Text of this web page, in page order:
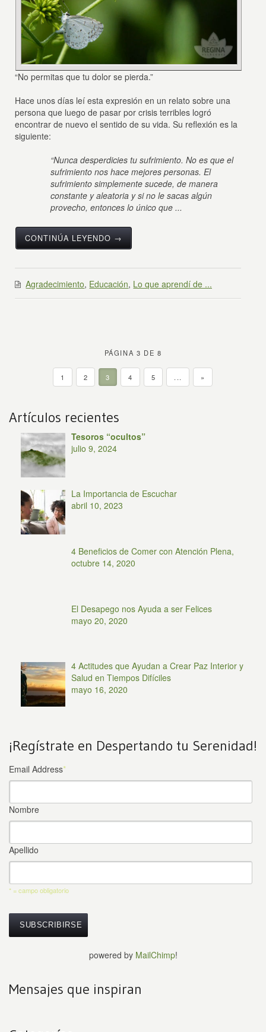
“No permitas que tu dolor se pierda.”
Hace unos días leí esta expresión en un relato sobre una
persona que luego de pasar por crisis terribles logró
encontrar de nuevo el sentido de su vida. Su reflexión es la
siguiente:
“Nunca desperdicies tu sufrimiento. No es que el
sufrimiento nos hace mejores personas. El
sufrimiento simplemente sucede, de manera
constante y aleatoria y si no le sacas algún
provecho, entonces lo único que ...
CONTINÚA LEYENDO →
Agradecimiento, Educación, Lo que aprendí de ...
PÁGINA 3 DE 8
1 2 3 4 5 ... »
Artículos recientes
Tesoros “ocultos”
julio 9, 2024
La Importancia de Escuchar
abril 10, 2023
4 Beneficios de Comer con Atención Plena,
octubre 14, 2020
El Desapego nos Ayuda a ser Felices
mayo 20, 2020
4 Actitudes que Ayudan a Crear Paz Interior y
Salud en Tiempos Difíciles
mayo 16, 2020
¡Regístrate en Despertando tu Serenidad!
Email Address*
Nombre
Apellido
* = campo obligatorio
powered by MailChimp!
Mensajes que inspiran